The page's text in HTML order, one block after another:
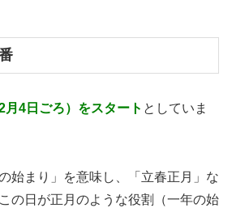
月4日ごろ）をスタート としていま
始まり」を意味し、「立春正月」な
の日が正月のような役割（一年の始